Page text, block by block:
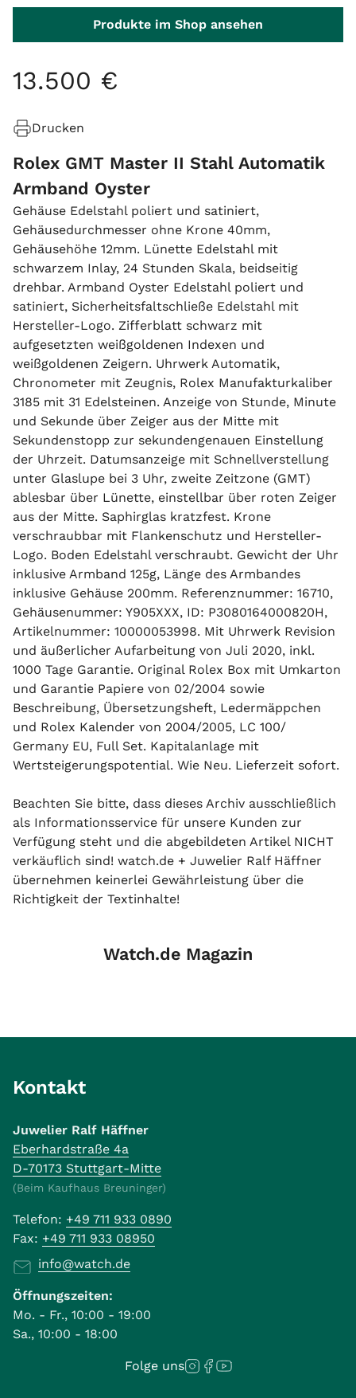
Produkte im Shop ansehen
13.500 €
Drucken
Rolex GMT Master II Stahl Automatik
Armband Oyster
Gehäuse Edelstahl poliert und satiniert,
Gehäusedurchmesser ohne Krone 40mm,
Gehäusehöhe 12mm. Lünette Edelstahl mit
schwarzem Inlay, 24 Stunden Skala, beidseitig
drehbar. Armband Oyster Edelstahl poliert und
satiniert, Sicherheitsfaltschließe Edelstahl mit
Hersteller-Logo. Zifferblatt schwarz mit
aufgesetzten weißgoldenen Indexen und
weißgoldenen Zeigern. Uhrwerk Automatik,
Chronometer mit Zeugnis, Rolex Manufakturkaliber
3185 mit 31 Edelsteinen. Anzeige von Stunde, Minute
und Sekunde über Zeiger aus der Mitte mit
Sekundenstopp zur sekundengenauen Einstellung
der Uhrzeit. Datumsanzeige mit Schnellverstellung
unter Glaslupe bei 3 Uhr, zweite Zeitzone (GMT)
ablesbar über Lünette, einstellbar über roten Zeiger
aus der Mitte. Saphirglas kratzfest. Krone
verschraubbar mit Flankenschutz und Hersteller-
Logo. Boden Edelstahl verschraubt. Gewicht der Uhr
inklusive Armband 125g, Länge des Armbandes
inklusive Gehäuse 200mm. Referenznummer: 16710,
Gehäusenummer: Y905XXX, ID: P3080164000820H,
Artikelnummer: 10000053998. Mit Uhrwerk Revision
und äußerlicher Aufarbeitung von Juli 2020, inkl.
1000 Tage Garantie. Original Rolex Box mit Umkarton
und Garantie Papiere von 02/2004 sowie
Beschreibung, Übersetzungsheft, Ledermäppchen
und Rolex Kalender von 2004/2005, LC 100/
Germany EU, Full Set. Kapitalanlage mit
Wertsteigerungspotential. Wie Neu. Lieferzeit sofort.
Beachten Sie bitte, dass dieses Archiv ausschließlich
als Informationsservice für unsere Kunden zur
Verfügung steht und die abgebildeten Artikel NICHT
verkäuflich sind! watch.de + Juwelier Ralf Häffner
übernehmen keinerlei Gewährleistung über die
Richtigkeit der Textinhalte!
Watch.de Magazin
Kontakt
Juwelier Ralf Häffner
Eberhardstraße 4a
D-70173 Stuttgart-Mitte
(Beim Kaufhaus Breuninger)
Telefon: +49 711 933 0890
Fax: +49 711 933 08950
info@watch.de
Öffnungszeiten:
Mo. - Fr., 10:00 - 19:00
Sa., 10:00 - 18:00
Folge uns